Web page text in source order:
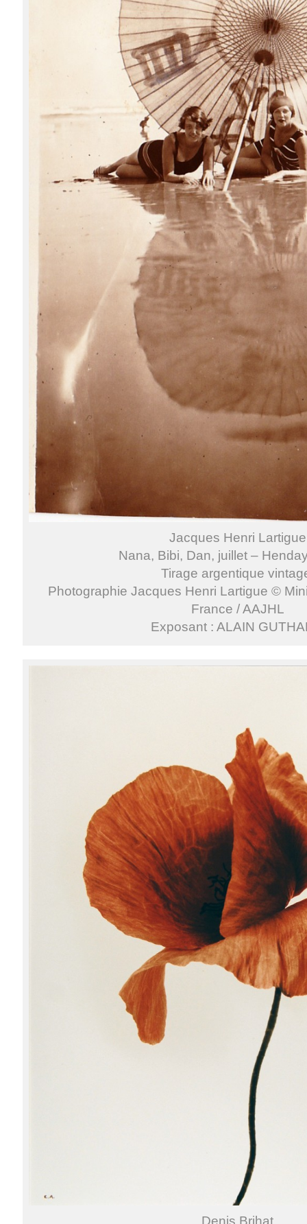
Jacques Henri Lartigue
Nana, Bibi, Dan, juillet –
Tirage argentique
Photographie Jacques Henri Lartigue ©
France / AAJHL
Exposant : ALAIN
Denis Brihat